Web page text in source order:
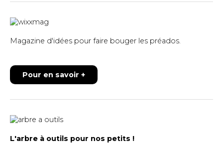
Magazine d'idées pour faire bouger les préados.
Pour en savoir +
L'arbre à outils pour nos petits !